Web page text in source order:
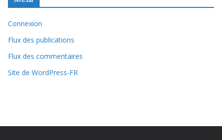
Connexion
Flux des publications
Flux des commentaires
Site de WordPress-FR